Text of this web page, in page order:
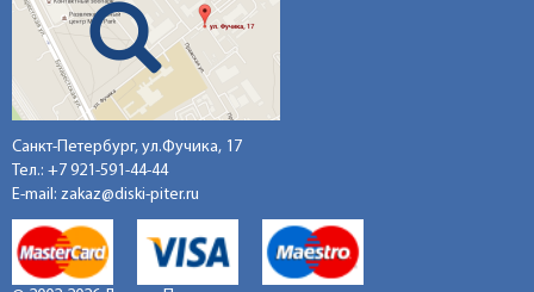
Санкт-Петербург, ул.Фучика, 17
Тел.: +7 921-591-44-44
E-mail: zakaz@diski-piter.ru